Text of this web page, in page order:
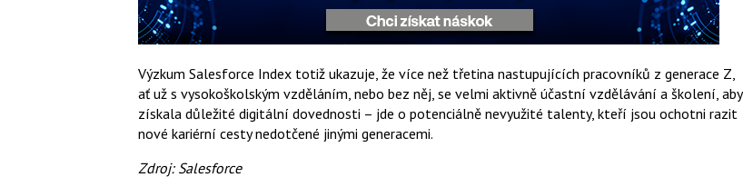
Výzkum Salesforce Index totiž ukazuje, že více než třetina nastupujících pracovníků z generace Z,
ať už s vysokoškolským vzděláním, nebo bez něj, se velmi aktivně účastní vzdělávání a školení, aby
získala důležité digitální dovednosti – jde o potenciálně nevyužité talenty, kteří jsou ochotni razit
nové kariérní cesty nedotčené jinými generacemi.
Zdroj: Salesforce